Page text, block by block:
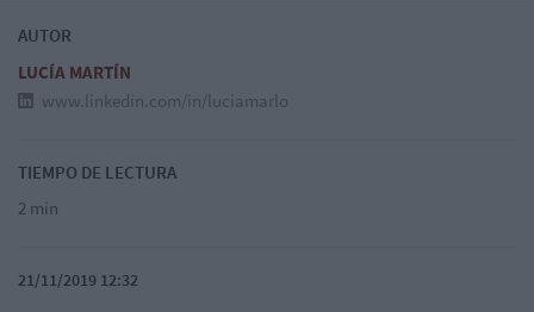
AUTOR
LUCÍA MARTÍN
www.linkedin.com/in/luciamarlo
TIEMPO DE LECTURA
2 min
21/11/2019 12:32